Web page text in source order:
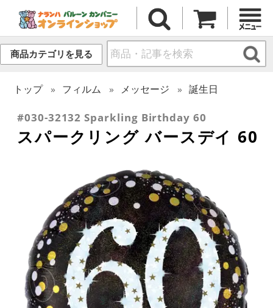
商品カテゴリを見る
トップ フィルム メッセージ 誕生日
#030-32132 Sparkling Birthday 60
スパークリング バースデイ 60